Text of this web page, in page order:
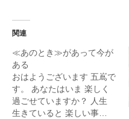
関連
≪あのとき≫があって今が
ある
おはようございます 五嶌で
す。 あなたはいま 楽しく
過ごせていますか？ 人生
生きていると 楽しい事…